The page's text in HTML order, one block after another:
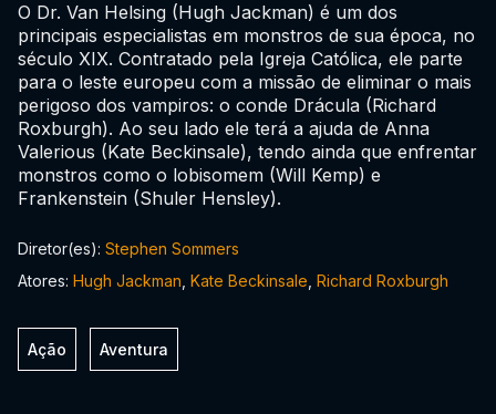
O Dr. Van Helsing (Hugh Jackman) é um dos
principais especialistas em monstros de sua época, no
século XIX. Contratado pela Igreja Católica, ele parte
para o leste europeu com a missão de eliminar o mais
perigoso dos vampiros: o conde Drácula (Richard
Roxburgh). Ao seu lado ele terá a ajuda de Anna
Valerious (Kate Beckinsale), tendo ainda que enfrentar
monstros como o lobisomem (Will Kemp) e
Frankenstein (Shuler Hensley).
Diretor(es): Stephen Sommers
Atores: Hugh Jackman Kate Beckinsale Richard Roxburgh
Ação Aventura